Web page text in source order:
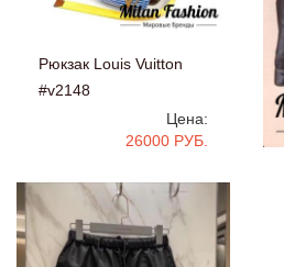
Рюкзак Louis Vuitton
#v2148
Цена:
26000 РУБ.